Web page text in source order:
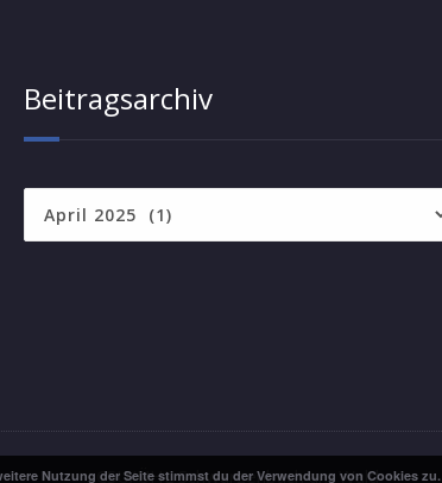
Beitragsarchiv
CSU/ÜHL Schwarzenbach am Wald
Nutzung der Seite stimmst du der Verwendung von Cookies zu.